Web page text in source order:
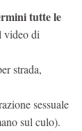
tutte le
video di
strada,
sessuale
sul culo).